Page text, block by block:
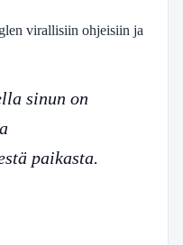
virallisiin ohjeisiin ja
sinun on
paikasta.